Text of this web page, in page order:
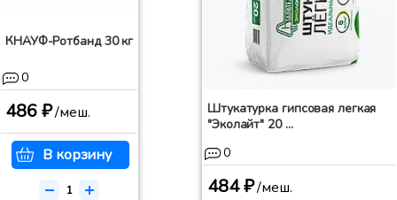
КНАУФ-Ротбанд 30 кг
0
486 ₽/меш.
В корзину
Штукатурка гипсовая легкая
"Эколайт" 20 ...
0
484 ₽/меш.